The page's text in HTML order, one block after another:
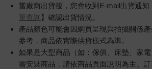
當廠商出貨後，您會收到E-mail出貨通知
單查詢】確認出貨情況。
產品顏色可能會因網頁呈現與拍攝關係
參考，商品依實際供貨樣式為準。
如果是大型商品（如：傢俱、床墊、家電
需安裝商品，請依商品頁面說明為主。